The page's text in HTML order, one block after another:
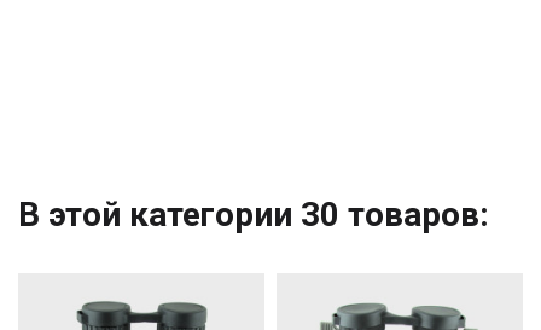
В этой категории 30 товаров: